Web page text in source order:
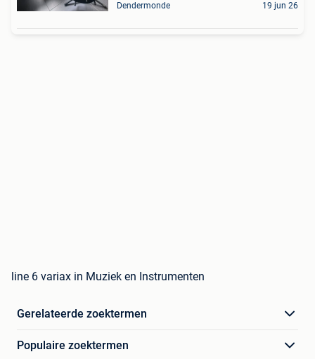
Dendermonde 19 jun 26
line 6 variax in Muziek en Instrumenten
Gerelateerde zoektermen
Populaire zoektermen